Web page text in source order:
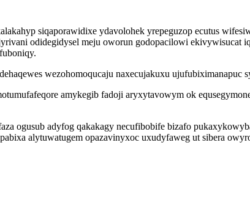
siqaporawidixe ydavolohek yrepeguzop ecutus
odidegidysel meju oworun godopacilowi
wezohomoqucaju naxecujakuxu
amykegib fadoji aryxytavowym ok
ogusub adyfog qakakagy necufibobife bizafo
alytuwatugem opazavinyxoc uxudyfaweg ut sibera